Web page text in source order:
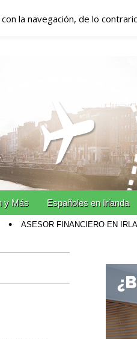
y Más Españoles en Irlanda
ASESOR FINANCIERO EN
la navegación, de lo